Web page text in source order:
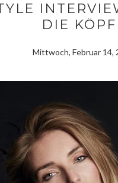
DIE
Mittwoch, Februar 14,